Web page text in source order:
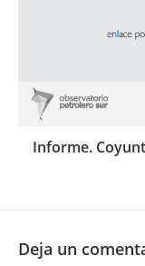
Informe.
Deja un